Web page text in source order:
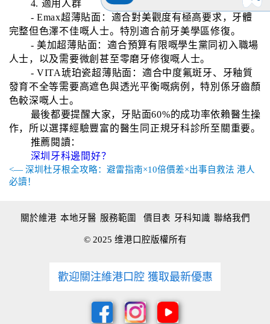
4. 適用人群
- Emax超薄貼面：適合對美觀度有極高要求，牙體
完整但色澤不佳嘅人士。特別適合前牙美學區修復。
- 美加超薄貼面：適合預算有限嘅學生黨同初入職場
人士，以及需要微創甚至零磨牙修復嘅人士。
- VITA琥珀瓷超薄貼面：適合中度氟斑牙、牙釉質
發育不全等需要高遮色與透光平衡嘅病例，特別係牙齒顏
色較深嘅人士。
最後都要提醒大家，牙貼面60%的成功率依賴醫生操
作，所以選擇經驗豐富的醫生同正規牙科診所至關重要。
推薦閱讀：
深圳牙科邊間好？
<— 深圳杜牙根全攻略：避雷指南×10倍價差×出事自救法 港人
必讀！
關於維港 本地牙醫 服務範圍 價目表 牙科知識 聯絡我們
© 2025 维港口腔版權所有
歡迎關注維港口腔 獲取最新優惠